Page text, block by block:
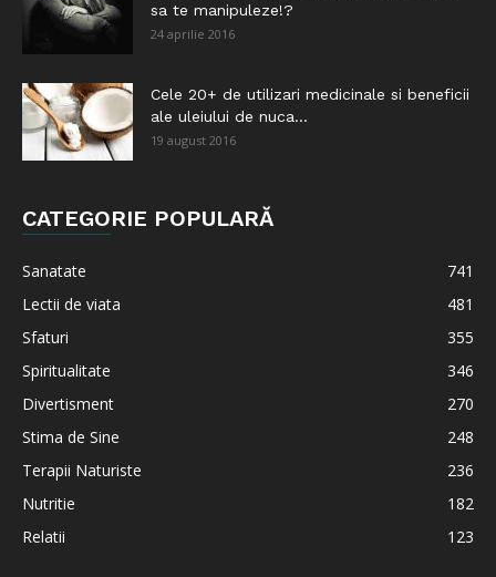
sa te manipuleze!?
24 aprilie 2016
Cele 20+ de utilizari medicinale si beneficii
ale uleiului de nuca...
19 august 2016
CATEGORIE POPULARĂ
Sanatate
741
Lectii de viata
481
Sfaturi
355
Spiritualitate
346
Divertisment
270
Stima de Sine
248
Terapii Naturiste
236
Nutritie
182
Relatii
123